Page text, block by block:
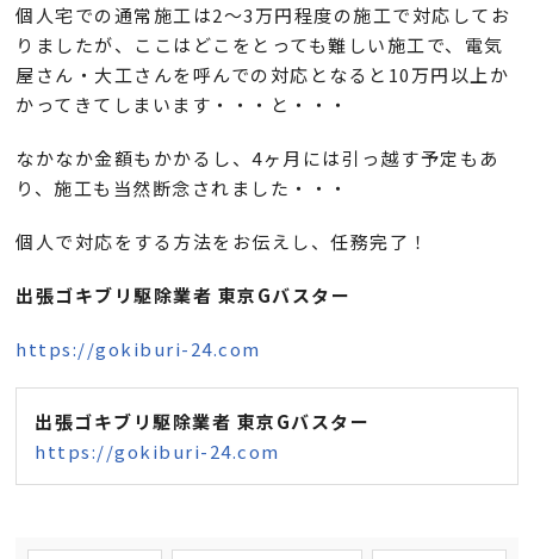
個人宅での通常施工は2～3万円程度の施工で対応してお
りましたが、ここはどこをとっても難しい施工で、電気
屋さん・大工さんを呼んでの対応となると10万円以上か
かってきてしまいます・・・と・・・
なかなか金額もかかるし、4ヶ月には引っ越す予定もあ
り、施工も当然断念されました・・・
個人で対応をする方法をお伝えし、任務完了！
出張ゴキブリ駆除業者 東京Gバスター
https://gokiburi-24.com
出張ゴキブリ駆除業者 東京Gバスター
https://gokiburi-24.com